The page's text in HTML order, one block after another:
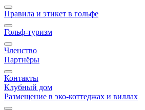
Правила и этикет в гольфе
Гольф-туризм
Членство
Партнёры
Контакты
Клубный дом
Размещение в эко-коттеджах и виллах